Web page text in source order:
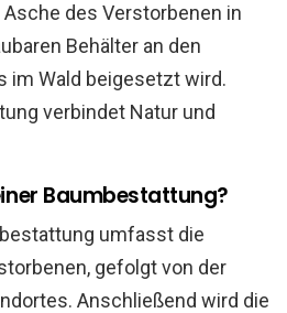
des Verstorbenen in
Behälter an den
im Wald beigesetzt wird.
verbindet Natur und
Baumbestattung?
umfasst die
gefolgt von der
Anschließend wird die